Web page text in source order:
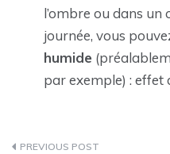
l’ombre ou dans un
journée, vous
humide
par exemple) : effet